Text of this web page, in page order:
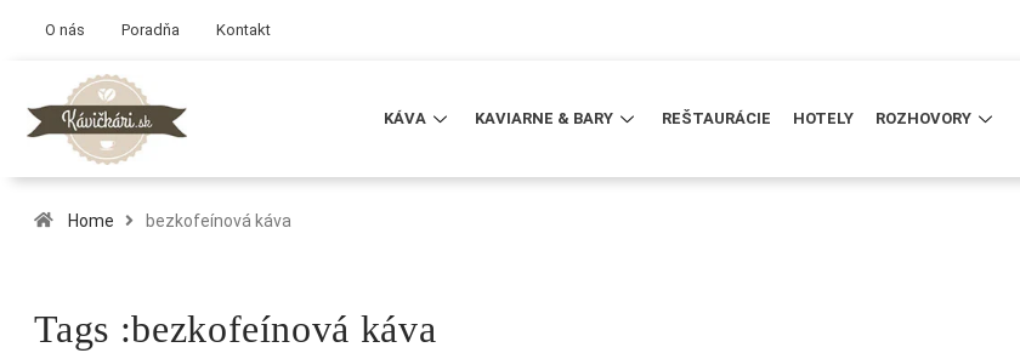
O nás Poradňa Kontakt
KÁVA KAVIARNE & BARY REŠTAURÁCIE HOTELY ROZHOVORY
Home bezkofeínová káva
Tags :bezkofeínová káva